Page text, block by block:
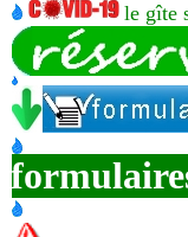
le gîte